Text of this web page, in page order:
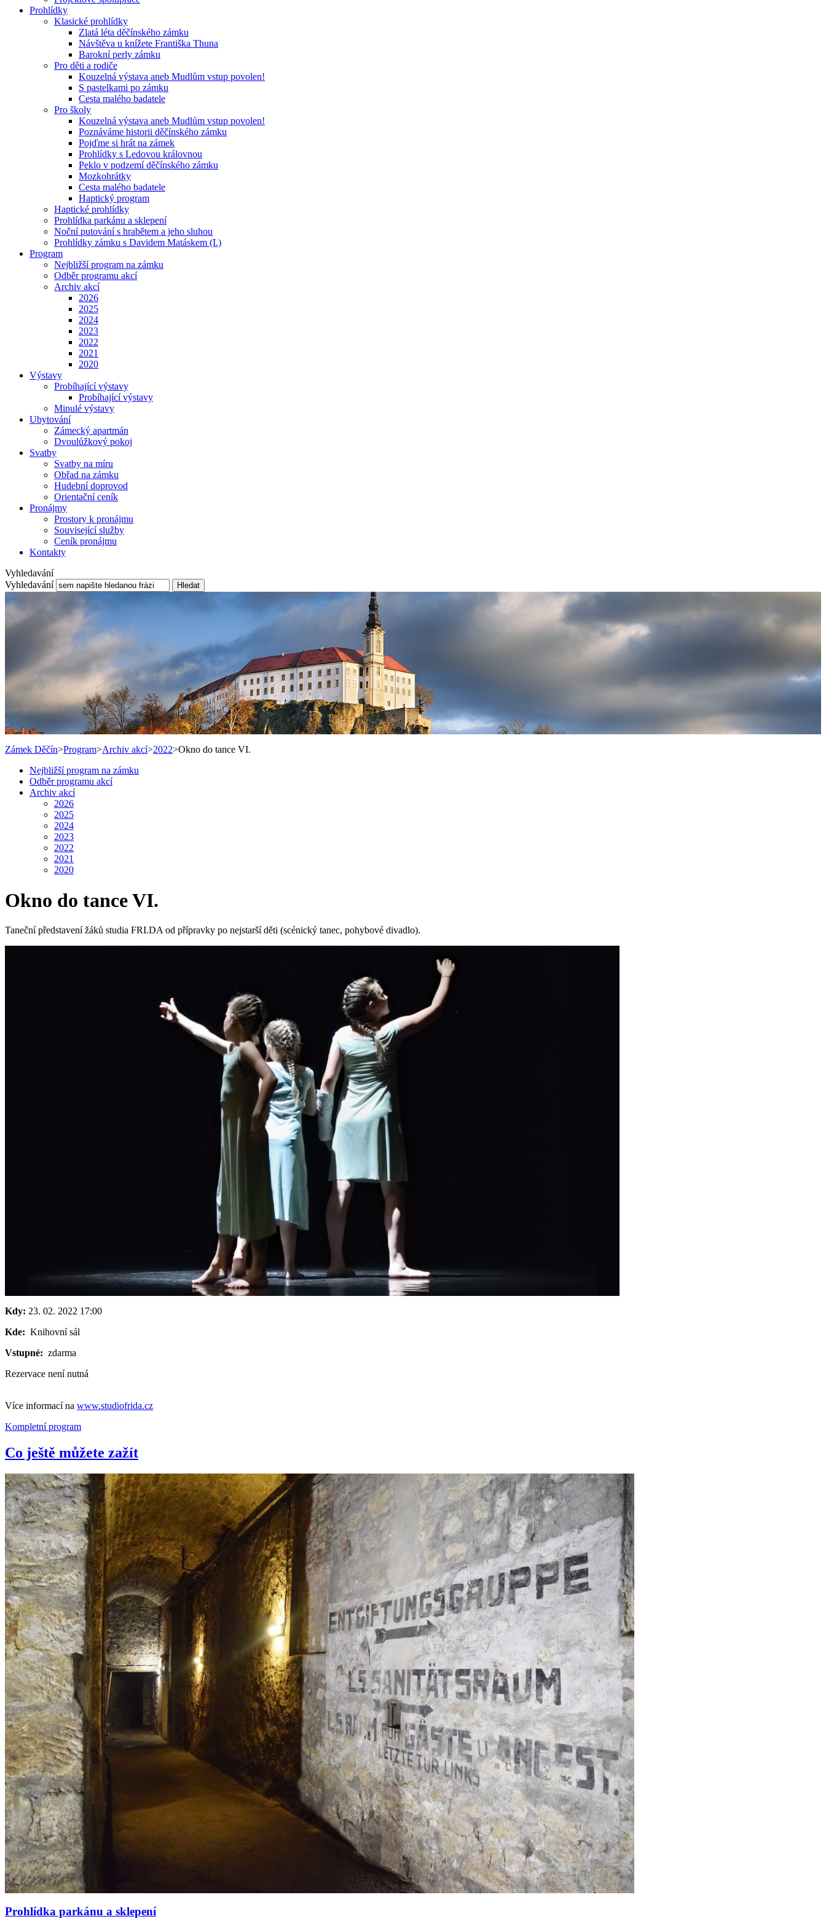
Prohlídky
Klasické prohlídky
Zlatá léta děčínského zámku
Návštěva u knížete Františka Thuna
Barokní perly zámku
Pro děti a rodiče
Kouzelná výstava aneb Mudlům vstup povolen!
S pastelkami po zámku
Cesta malého badatele
Pro školy
Kouzelná výstava aneb Mudlům vstup povolen!
Poznáváme historii děčínského zámku
Pojďme si hrát na zámek
Prohlídky s Ledovou královnou
Peklo v podzemí děčínského zámku
Mozkohrátky
Cesta malého badatele
Haptický program
Haptické prohlídky
Prohlídka parkánu a sklepení
Noční putování s hrabětem a jeho sluhou
Prohlídky zámku s Davidem Matáskem (I.)
Program
Nejbližší program na zámku
Odběr programu akcí
Archiv akcí
2026
2025
2024
2023
2022
2021
2020
Výstavy
Probíhající výstavy
Probíhající výstavy
Minulé výstavy
Ubytování
Zámecký apartmán
Dvoulůžkový pokoj
Svatby
Svatby na míru
Obřad na zámku
Hudební doprovod
Orientační ceník
Pronájmy
Prostory k pronájmu
Související služby
Ceník pronájmu
Kontakty
Vyhledavání
Vyhledavání
Hledat
Zámek Děčín>Program>Archiv akcí>2022>Okno do tance VI.
Nejbližší program na zámku
Odběr programu akcí
Archiv akcí
2026
2025
2024
2023
2022
2021
2020
Okno do tance VI.
Taneční představení žáků studia FRI.DA od přípravky po nejstarší děti (scénický tanec, pohybové divadlo).
Kdy: 23. 02. 2022 17:00
Kde: Knihovní sál
Vstupné: zdarma
Rezervace není nutná
Více informací na www.studiofrida.cz
Kompletní program
Co ještě můžete zažít
Prohlídka parkánu a sklepení